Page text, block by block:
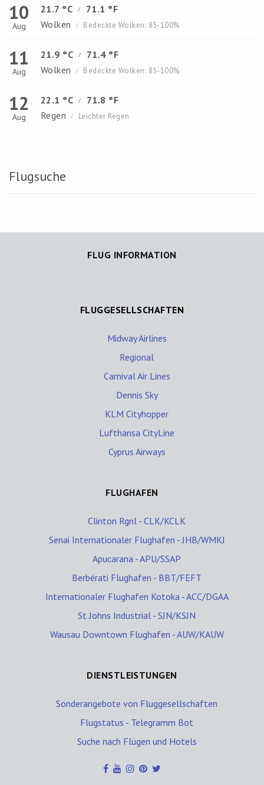
10
Aug
21.7 °C /
71.1 °F
Wolken
/ Bedeckte Wolken: 85-100%
11
Aug
21.9 °C /
71.4 °F
Wolken
/ Bedeckte Wolken: 85-100%
12
Aug
22.1 °C /
71.8 °F
Regen
/ Leichter Regen
Flugsuche
FLUG INFORMATION
FLUGGESELLSCHAFTEN
Midway Airlines
Regional
Carnival Air Lines
Dennis Sky
KLM Cityhopper
Lufthansa CityLine
Cyprus Airways
FLUGHAFEN
Clinton Rgnl - CLK/KCLK
Senai Internationaler Flughafen - JHB/WMKJ
Apucarana - APU/SSAP
Berbérati Flughafen - BBT/FEFT
Internationaler Flughafen Kotoka - ACC/DGAA
St Johns Industrial - SJN/KSJN
Wausau Downtown Flughafen - AUW/KAUW
DIENSTLEISTUNGEN
Sonderangebote von Fluggesellschaften
Flugstatus - Telegramm Bot
Suche nach Flügen und Hotels